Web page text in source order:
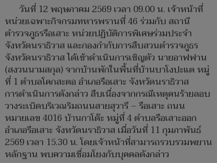
วันที่ 12 พฤษภาคม 2569 เวลา 09.00 น. เจ้าหน้าที่
หน่วยเฉพาะกิจกรมทหารพรานที่ 46 ร่วมกับ สถานี
ตำรวจภูธรรือเสาะ หน่วยปฏิบัติการพิเศษร่วมประจำ
จังหวัดนราธิวาส และกองกำกับการสืบสวนตำรวจภูธร
จังหวัดนราธิวาส ได้เข้าดำเนินการเชิญตัว นายอาฟฟาน
(สงวนนามสกุล) จากบ้านพักในพื้นที่บ้านบาโงปะแต หมู่
ที่ 1 ตำบลโคกสะตอ อำเภอรือเสาะ จังหวัดนราธิวาส
การดำเนินการดังกล่าว สืบเนื่องจากกรณีเหตุคนร้ายลอบ
วางระเบิดบริเวณริมถนนสายสุวารี – รือเสาะ ถนน
หมายเลข 4016 บ้านกาโด๊ะ หมู่ที่ 4 ตำบลรือเสาะออก
อำเภอรือเสาะ จังหวัดนราธิวาส เมื่อวันที่ 11 กุมภาพันธ์
2569 เวลา 15.30 น. โดยเจ้าหน้าที่สามารถรวบรวมพยาน
หลักฐาน พบความเชื่อมโยงกับบุคคลดังกล่าว